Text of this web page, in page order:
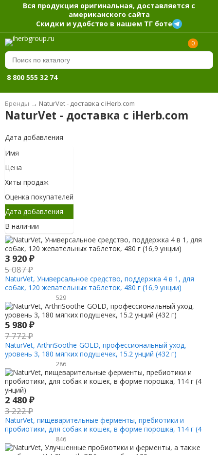
Вся продукция оригинальная, доставляется с
американского сайта
Скидки и удобство в нашем ТГ боте
0
8 800 555 32 74
Бренды → NaturVet - доставка с iHerb.com
NaturVet - доставка с iHerb.com
Дата добавления
Имя
Цена
Хиты продаж
Оценка покупателей
Дата добавления
В наличии
3 920 ₽
5 087₽
NaturVet, Универсальное средство, поддержка 4 в 1, для
собак, 120 жевательных таблеток, 480 г (16,9 унции)
529
5 980 ₽
7 772₽
NaturVet, ArthriSoothe-GOLD, профессиональный уход,
уровень 3, 180 мягких подушечек, 15.2 унций (432 г)
286
2 480 ₽
3 222₽
NaturVet, пищеварительные ферменты, пребиотики и
пробиотики, для собак и кошек, в форме порошка, 114 г (4
846